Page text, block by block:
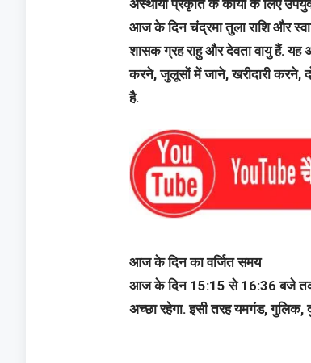
अस्थायी प्रकृति के कार्यों के लिए
आज के दिन चंद्रमा तुला राशि और
शासक ग्रह राहु और देवता वायु हैं. यह
करने, जुलूसों में जाने, खरीदारी करने,
है.
आज के दिन का वर्जित समय
आज के दिन 15:15 से 16:36 बजे तक
अच्छा रहेगा. इसी तरह यमगंड, गुलिक,